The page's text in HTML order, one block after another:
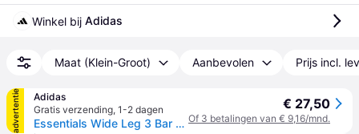
Winkel bij Adidas
Maat (Klein-Groot) Aanbevolen Prijs incl.
advertentie
Adidas
Gratis verzending, 1-2 dagen
Essentials Wide Leg 3 Bar Logo Broek - Pure Ruby / Black - M
€ 27,50
Of 3 betalingen van € 9,16/mnd.